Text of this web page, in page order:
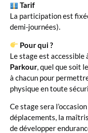
Tarif
La participation est
demi-journées).
Pour qui ?
Le stage est accessible
Parkour , quel que soit
à chacun pour
physique en toute
Ce stage sera
déplacements, la
de développer